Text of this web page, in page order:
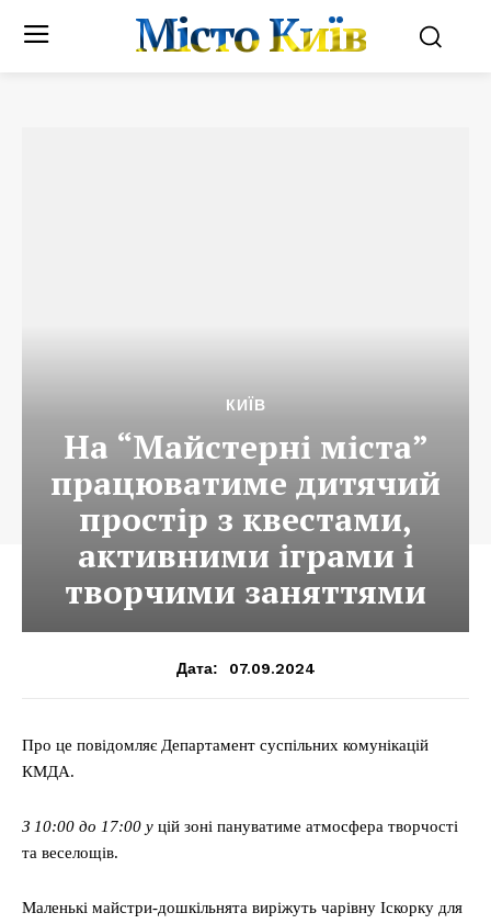
Місто Київ
КИЇВ
На “Майстерні міста”
працюватиме дитячий
простір з квестами,
активними іграми і
творчими заняттями
Дата: 07.09.2024
Про це повідомляє Департамент суспільних комунікацій
КМДА.
З 10:00 до 17:00 у цій зоні пануватиме атмосфера творчості
та веселощів.
Маленькі майстри-дошкільнята виріжуть чарівну Іскорку для